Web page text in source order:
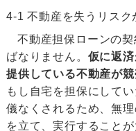
4-1 不動産を失うリスク
不動産担保ローンの
ばなりません。 仮に返
提供している不動産が
もし自宅を担保にして
儀なくされるため、無
を立て、実行することが